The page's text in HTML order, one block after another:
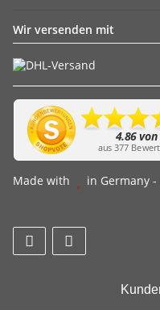
Wir versenden mit
Made with in Germany